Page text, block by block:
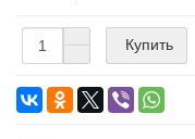
Купить